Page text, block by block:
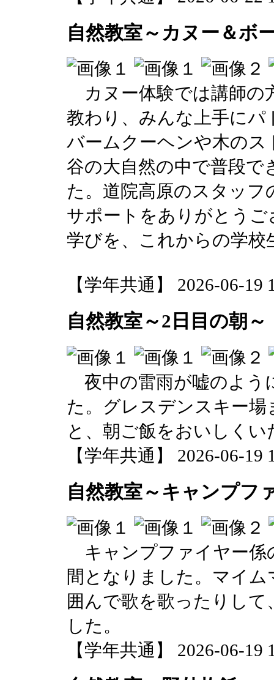
自然教室～カヌー＆ボ
カヌー体験では講師の
教わり、みんな上手に
バームクーヘンや木の
谷の大自然の中で普段で
た。道院高原のスタッフ
サポートをありがとう
学びを、これからの学
【学年共通】 2026-06-19
自然教室～2日目の朝～
夜中の雷雨が嘘のよう
た。グレスデンスキー
と、朝ご飯をおいしく
【学年共通】 2026-06-19
自然教室～キャンプフ
キャンプファイヤー係
間となりました。マイ
囲んで歌を歌ったりし
した。
【学年共通】 2026-06-19